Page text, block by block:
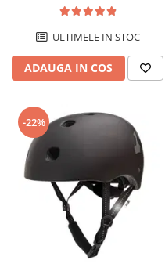
ULTIMELE IN STOC
ADAUGA IN COS
-22%